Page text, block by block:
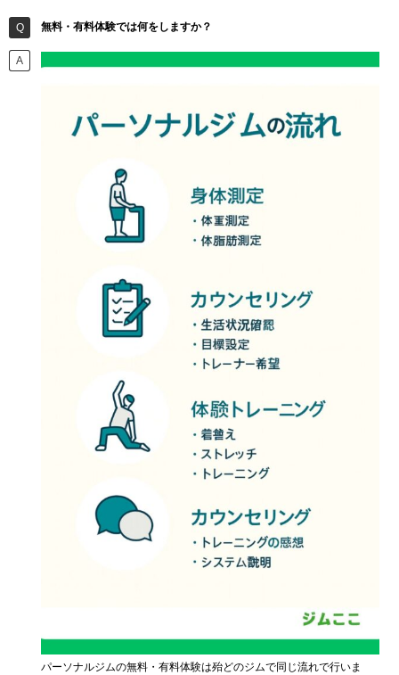
無料・有料体験では何をしますか？
パーソナルジムの無料・有料体験は殆どのジムで同じ流れで行いま